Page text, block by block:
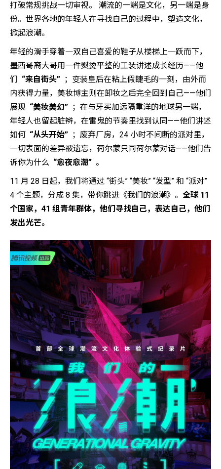
打破常规挑战一切审视。 潮流的一端是文化，另一端是身
份。世界各地的年轻人在寻找自己的过程中，塑造文化，
掀起浪潮。
年轻的滑手穿着一双自己喜爱的鞋子从楼梯上一跃而下，
墨西哥裔大哥用一件熨烫平整的工装讲述成长经历——他
们 “来自街头” ；变装皇后在粘上假睫毛的一刻，由外而
内获得力量，美妆博主则在卸妆之后完全回到自己——他们
展现 “美妆美幻” ；在与牙买加远隔重洋的地球另一端，
年轻人也留起脏辫，在雷鬼的节奏里找到认同——他们讲述
如何 “从头开始” ；废弃厂房，24 小时不间断的派对里，
一切表面的差异被遗忘，荷尔蒙只同荷尔蒙对话——他们告
诉你为什么 “愈夜愈潮” 。
11 月 28 日起，我们将通过 “街头” “美妆” “发型” 和 “派对”
4 个主题，分成 8 集，带你跳进《我们的浪潮》。 全球 11
个国家，41 组青年群体，他们寻找自己，表达自己，他们
发出光芒。